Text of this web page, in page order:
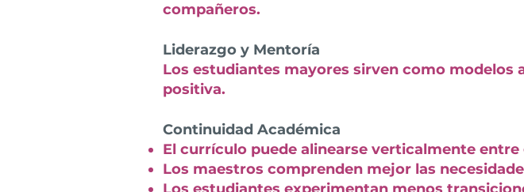
compañeros.
Liderazgo y Mentoría
Los estudiantes mayores sirven como
positiva.
Continuidad Académica
El currículo puede alinearse verticalmente entre
Los maestros comprenden mejor las